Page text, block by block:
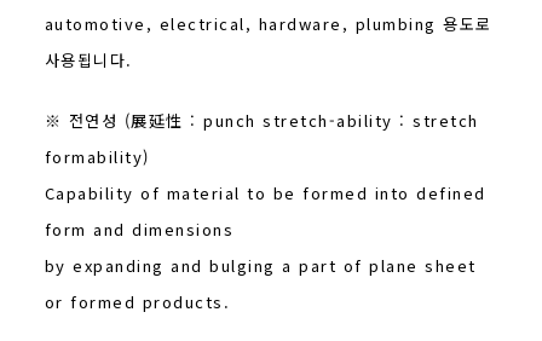
automotive, electrical, hardware, plumbing 용도로
사용됩니다.
※ 전연성 (展延性 : punch stretch-ability : stretch
formability)
Capability of material to be formed into defined
form and dimensions
by expanding and bulging a part of plane sheet
or formed products.